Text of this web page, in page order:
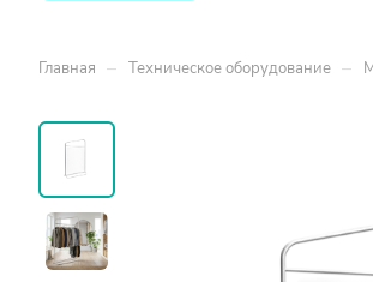
Главная – Техническое оборудование –